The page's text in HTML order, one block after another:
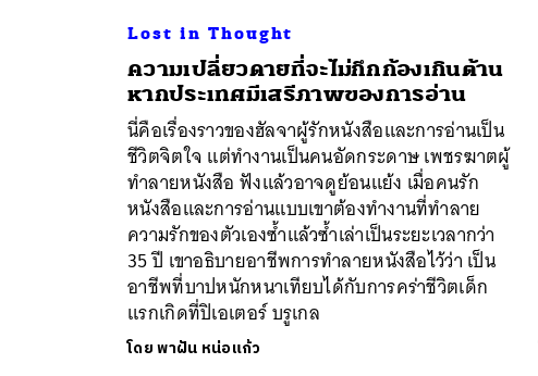
Lost in Thought
ความเปลี่ยวดายที่จะไม่กึกก้องเกินต้าน
หากประเทศมีเสรีภาพของการอ่าน
นี่คือเรื่องราวของฮัลจาผู้รักหนังสือและการอ่านเป็น
ชีวิตจิตใจ แต่ทำงานเป็นคนอัดกระดาษ เพชรฆาตผู้
ทำลายหนังสือ ฟังแล้วอาจดูย้อนแย้ง เมื่อคนรัก
หนังสือและการอ่านแบบเขาต้องทำงานที่ทำลาย
ความรักของตัวเองซ้ำแล้วซ้ำเล่าเป็นระยะเวลากว่า
35 ปี เขาอธิบายอาชีพการทำลายหนังสือไว้ว่า เป็น
อาชีพที่บาปหนักหนาเทียบได้กับการคร่าชีวิตเด็ก
แรกเกิดที่ปิเอเตอร์ บรูเกล
โดยพาฝัน หน่อแก้ว